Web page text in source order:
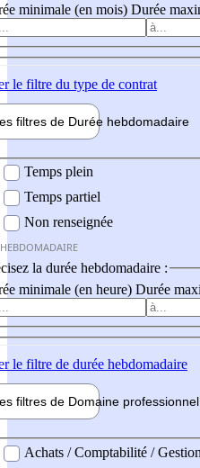
minimale (en mois) Durée
le filtre du type de contrat
filtres de Durée hebdomadaire
Temps plein
Temps partiel
Non renseignée
la durée hebdomadaire :
minimale (en heure) Durée
le filtre de durée hebdomadaire
filtres de Domaine professionnel
professionel
Achats / Comptabilité / Gestion